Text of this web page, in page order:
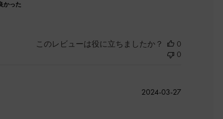
かった
このレビューは役に立ちましたか？
0
0
公
2024-03-27